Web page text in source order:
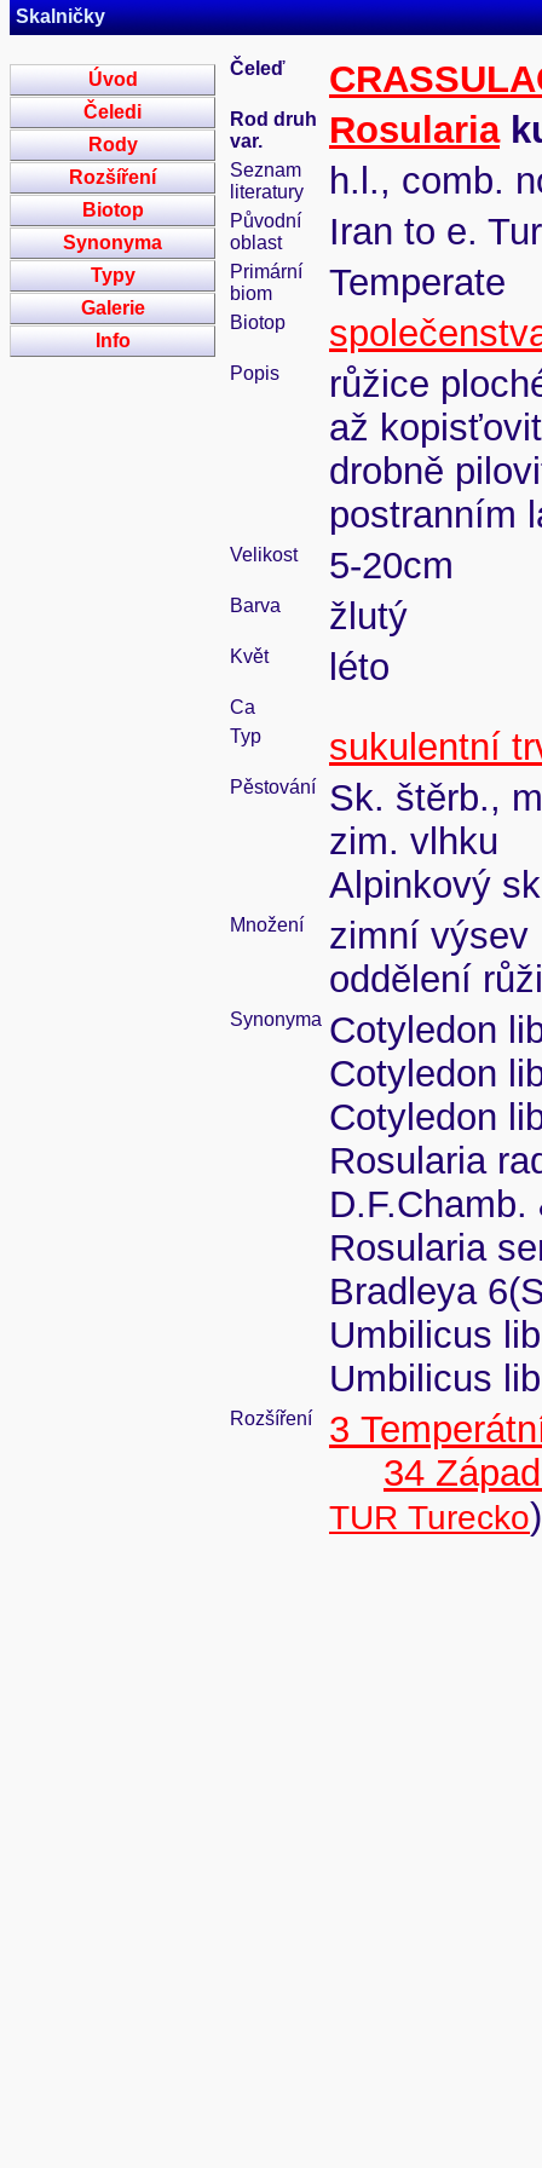
Skalničky
Úvod
Čeledi
Rody
Rozšíření
Biotop
Synonyma
Typy
Galerie
Info
Čeleď
Rod druh
var.
Rosularia
Seznam
literatury
h.l., comb.
Původní
oblast
Iran to e.
Primární
biom
Temperate
Biotop
Popis
růžice
až
drobně
postranním
Velikost 5-20cm
Barva žlutý
Květ léto
Ca
Typ
sukulentní
Pěstování
Sk. štěrb.,
zim. vlhku
Alpinkový
Množení
zimní výsev
oddělení
Synonyma Cotyledon
Cotyledon
Cotyledon
Rosularia
Rosularia
Bradleya
Umbilicus
Umbilicus
Rozšíření
3
34
TUR Turecko)